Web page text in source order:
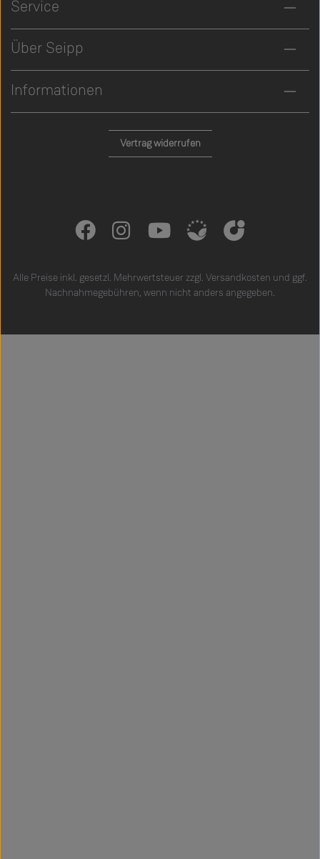
Service
Über Seipp
Informationen
Vertrag widerrufen
Alle Preise inkl. gesetzl. Mehrwertsteuer zzgl. Versandkosten und ggf.
Nachnahmegebühren, wenn nicht anders angegeben.